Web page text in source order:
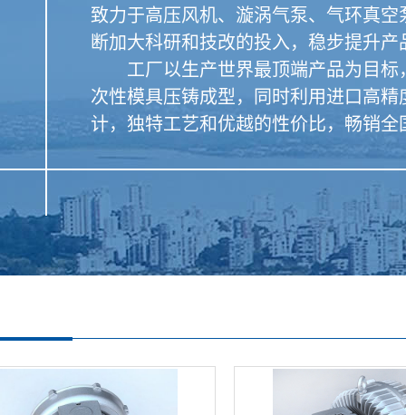
致力于高压风机、漩涡气泵、气环真
断加大科研和技改的投入，稳步提升
工厂以生产世界最顶端产品为目标
次性模具压铸成型，同时利用进口高
计，独特工艺和优越的性价比，畅销